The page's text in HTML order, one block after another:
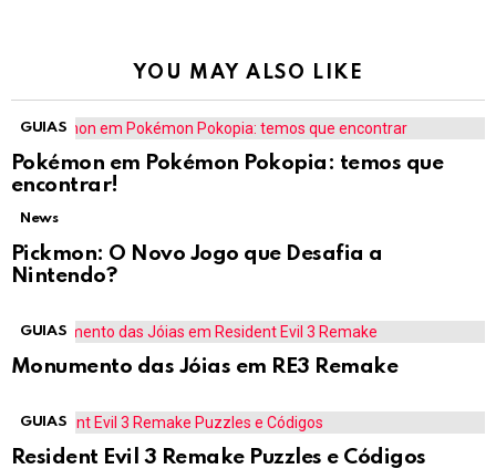
YOU MAY ALSO LIKE
GUIAS
Pokémon em Pokémon Pokopia: temos que
encontrar!
News
Pickmon: O Novo Jogo que Desafia a
Nintendo?
GUIAS
Monumento das Jóias em RE3 Remake
GUIAS
Resident Evil 3 Remake Puzzles e Códigos